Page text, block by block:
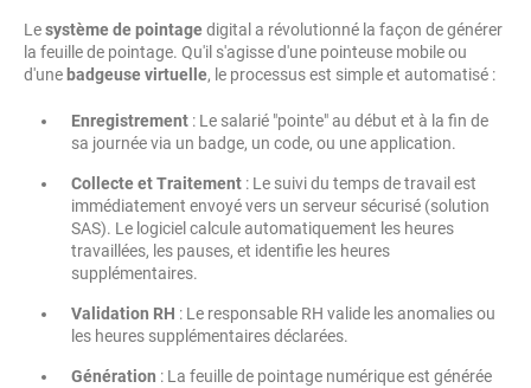
Lesystème de pointagedigital a révolutionné la façon de générer
la feuille de pointage. Qu'il s'agisse d'une pointeuse mobile ou
d'une badgeuse virtuelle, le processus est simple et automatisé :
Enregistrement : Le salarié "pointe" au début et à la fin de
sa journée via un badge, un code, ou une application.
Collecte et Traitement : Le suivi du temps de travail est
immédiatement envoyé vers un serveur sécurisé (solution
SAS). Le logiciel calcule automatiquement les heures
travaillées, les pauses, et identifie les heures
supplémentaires.
Validation RH : Le responsable RH valide les anomalies ou
les heures supplémentaires déclarées.
Génération : La feuille de pointage numérique est générée